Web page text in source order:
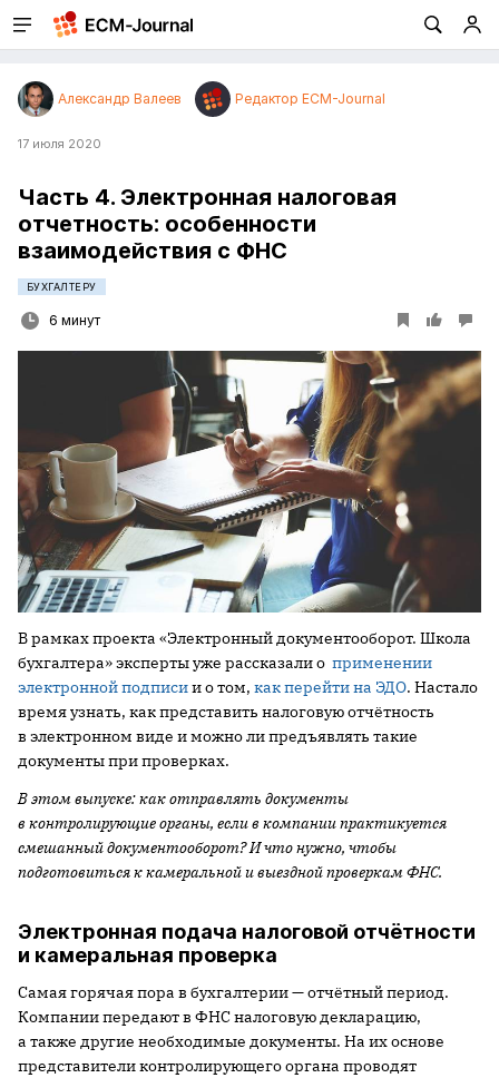
Александр Валеев Редактор ECM-Journal
17 июля 2020
Часть 4. Электронная налоговая
отчетность: особенности
взаимодействия с ФНС
БУХГАЛТЕРУ
6 минут
В рамках проекта «Электронный документооборот. Школа
бухгалтера» эксперты уже рассказали о применении
электронной подписии о том, как перейти на ЭДО. Настало
время узнать, как представить налоговую отчётность
в электронном виде и можно ли предъявлять такие
документы при проверках.
В этом выпуске: как отправлять документы
в контролирующие органы, если в компании практикуется
смешанный документооборот? И что нужно, чтобы
подготовиться к камеральной и выездной проверкам ФНС.
Электронная подача налоговой отчётности
и камеральная проверка
Самая горячая пора в бухгалтерии — отчётный период.
Компании передают в ФНС налоговую декларацию,
а также другие необходимые документы. На их основе
представители контролирующего органа проводят